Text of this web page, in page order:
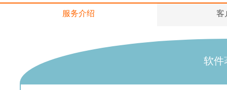
服务介绍 客
软件